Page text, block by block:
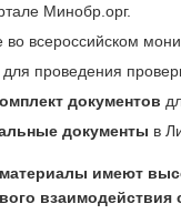
Минобр.орг.
во всероссийском
для проведения
документов
документы в
имеют